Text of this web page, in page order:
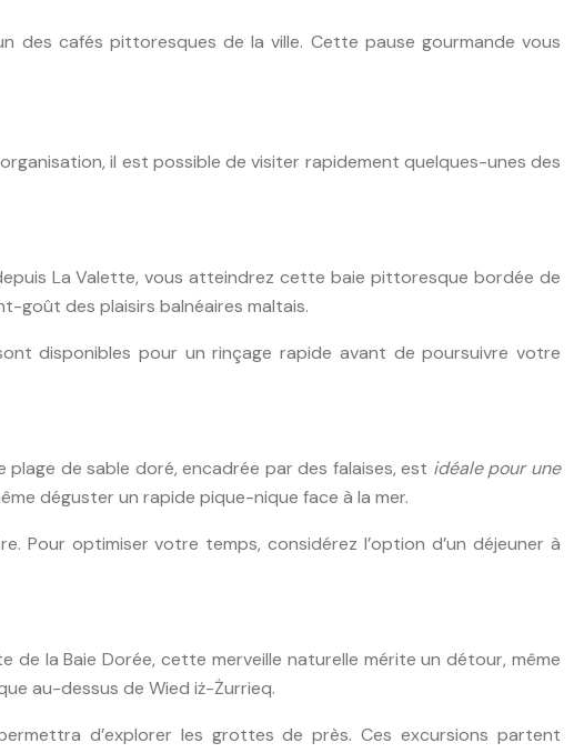
des cafés pittoresques de la ville. Cette pause gourmande vous
il est possible de visiter rapidement quelques-unes des
La Valette, vous atteindrez cette baie pittoresque bordée de
goût des plaisirs balnéaires maltais.
disponibles pour un rinçage rapide avant de poursuivre votre
de sable doré, encadrée par des falaises, est idéale pour une
déguster un rapide pique-nique face à la mer.
Pour optimiser votre temps, considérez l’option d’un déjeuner à
la Baie Dorée, cette merveille naturelle mérite un détour, même
au-dessus de Wied iż-Żurrieq.
d’explorer les grottes de près. Ces excursions partent